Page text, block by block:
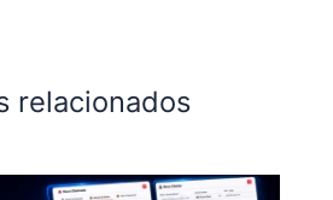
relacionados